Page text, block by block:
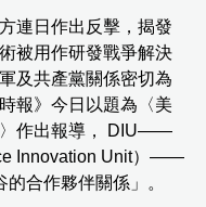
連日作出反擊，揭發
被用作研發戰爭解決
及共產黨關係密切為
報》今日以題為〈美
〉作出報導， DIU——
Innovation Unit）——
合作夥伴關係」。